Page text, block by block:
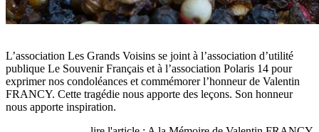
L’association Les Grands Voisins se joint à l’association d’utilité
publique Le Souvenir Français et à l’association Polaris 14 pour
exprimer nos condoléances et commémorer l’honneur de Valentin
FRANCY. Cette tragédie nous apporte des leçons. Son honneur
nous apporte inspiration.